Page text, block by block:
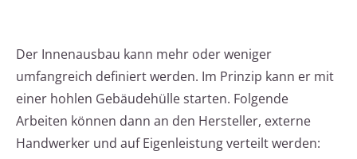
Der Innenausbau kann mehr oder weniger
umfangreich definiert werden. Im Prinzip kann er mit
einer hohlen Gebäudehülle starten. Folgende
Arbeiten können dann an den Hersteller, externe
Handwerker und auf Eigenleistung verteilt werden: